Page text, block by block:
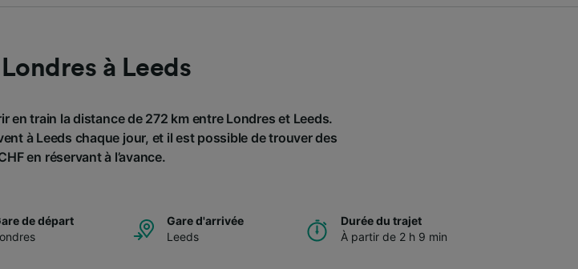
à Leeds
en train la distance de 272 km entre Londres et Leeds.
à Leeds chaque jour, et il est possible de trouver des
en réservant à l’avance.
de départ
Gare d'arrivée
Leeds
Durée du trajet
À partir de 2 h 9 min